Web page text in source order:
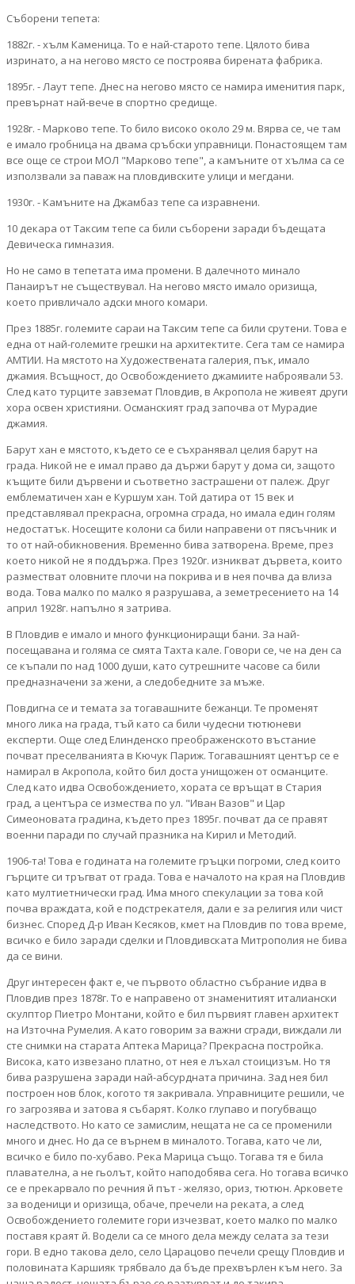
Съборени тепета:
1882г. - хълм Каменица. То е най-старото тепе. Цялото бива
изринато, а на негово място се построява бирената фабрика.
1895г. - Лаут тепе. Днес на негово място се намира именития парк,
превърнат най-вече в спортно средище.
1928г. - Марково тепе. То било високо около 29 м. Вярва се, че там
е имало гробница на двама сръбски управници. Понастоящем там
все още се строи МОЛ "Марково тепе", а камъните от хълма са се
използвали за паваж на пловдивските улици и мегдани.
1930г. - Камъните на Джамбаз тепе са изравнени.
10 декара от Таксим тепе са били съборени заради бъдещата
Девическа гимназия.
Но не само в тепетата има промени. В далечното минало
Панаирът не съществувал. На негово място имало оризища,
което привличало адски много комари.
През 1885г. големите сараи на Таксим тепе са били срутени. Това е
една от най-големите грешки на архитектите. Сега там се намира
АМТИИ. На мястото на Художествената галерия, пък, имало
джамия. Всъщност, до Освобождението джамиите наброявали 53.
След като турците завземат Пловдив, в Акропола не живеят други
хора освен християни. Османският град започва от Мурадие
джамия.
Барут хан е мястото, където се е съхранявал целия барут на
града. Никой не е имал право да държи барут у дома си, защото
къщите били дървени и съответно застрашени от палеж. Друг
емблематичен хан е Куршум хан. Той датира от 15 век и
представлявал прекрасна, огромна сграда, но имала един голям
недостатък. Носещите колони са били направени от пясъчник и
то от най-обикновения. Временно бива затворена. Време, през
което никой не я поддържа. През 1920г. изникват дървета, които
разместват оловните плочи на покрива и в нея почва да влиза
вода. Това малко по малко я разрушава, а земетресението на 14
април 1928г. напълно я затрива.
В Пловдив е имало и много функциониращи бани. За най-
посещавана и голяма се смята Тахта кале. Говори се, че на ден са
се къпали по над 1000 души, като сутрешните часове са били
предназначени за жени, а следобедните за мъже.
Повдигна се и темата за тогавашните бежанци. Те променят
много лика на града, тъй като са били чудесни тютюневи
експерти. Още след Елинденско преображенското въстание
почват преселванията в Кючук Париж. Тогавашният център се е
намирал в Акропола, който бил доста унищожен от османците.
След като идва Освобождението, хората се връщат в Стария
град, а центъра се измества по ул. "Иван Вазов" и Цар
Симеоновата градина, където през 1895г. почват да се правят
военни паради по случай празника на Кирил и Методий.
1906-та! Това е годината на големите гръцки погроми, след които
гърците си тръгват от града. Това е началото на края на Пловдив
като мултиетнически град. Има много спекулации за това кой
почва враждата, кой е подстрекателя, дали е за религия или чист
бизнес. Според Д-р Иван Кесяков, кмет на Пловдив по това време,
всичко е било заради сделки и Пловдивската Митрополия не бива
да се вини.
Друг интересен факт е, че първото областно събрание идва в
Пловдив през 1878г. То е направено от знаменитият италиански
скулптор Пиетро Монтани, който е бил първият главен архитект
на Източна Румелия. А като говорим за важни сгради, виждали ли
сте снимки на старата Аптека Марица? Прекрасна постройка.
Висока, като извезано платно, от нея е лъхал стоицизъм. Но тя
бива разрушена заради най-абсурдната причина. Зад нея бил
построен нов блок, когото тя закривала. Управниците решили, че
го загрозява и затова я събарят. Колко глупаво и погубващо
наследството. Но като се замислим, нещата не са се променили
много и днес. Но да се върнем в миналото. Тогава, като че ли,
всичко е било по-хубаво. Река Марица също. Тогава тя е била
плавателна, а не гьолът, който наподобява сега. Но тогава всичко
се е прекарвало по речния й път - желязо, ориз, тютюн. Арковете
за воденици и оризища, обаче, пречели на реката, а след
Освобождението големите гори изчезват, което малко по малко
поставя краят й. Водели са се много дела между селата за тези
гори. В едно такова дело, село Царацово печели срещу Пловдив и
половината Каршияк трябвало да бъде прехвърлен към него. За